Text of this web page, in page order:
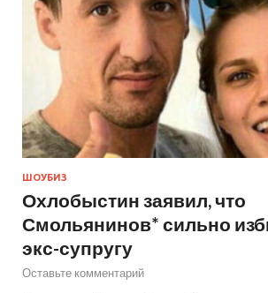
ШОУБИЗ
Охлобыстин заявил, что
Смольянинов* сильно
экс-супругу
Оставьте комментарий